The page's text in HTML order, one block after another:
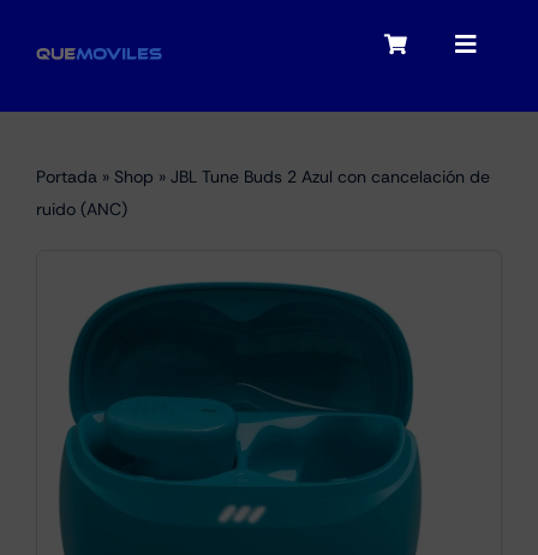
Toggle
My account
Checkout
Toggle
Portátiles
Smartwatches
Portada » Shop » JBL Tune Buds 2 Azul con cancelación de
ruido (ANC)